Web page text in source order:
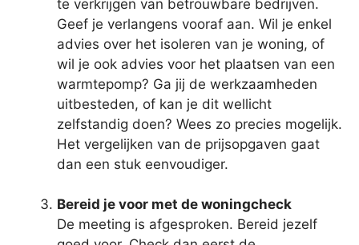
te verkrijgen van betrouwbare bedrijven.
Geef je verlangens vooraf aan. Wil je enkel
advies over het isoleren van je woning, of
wil je ook advies voor het plaatsen van een
warmtepomp? Ga jij de werkzaamheden
uitbesteden, of kan je dit wellicht
zelfstandig doen? Wees zo precies mogelijk.
Het vergelijken van de prijsopgaven gaat
dan een stuk eenvoudiger.
Bereid je voor met de woningcheck
De meeting is afgesproken. Bereid jezelf